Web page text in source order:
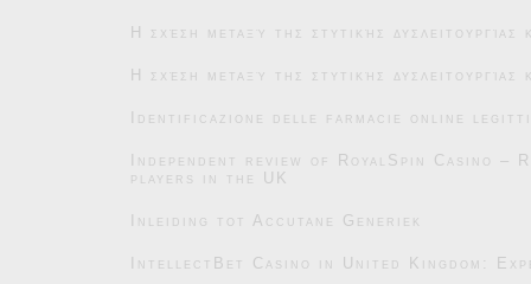
Η σχέση μεταξύ της στυτικής
Η σχέση μεταξύ της στυτικής
Identificazione delle farmacie online
Independent review of RoyalSpin Casino
players in the UK
Inleiding tot Accutane Generiek
IntellectBet Casino in United Kingdom: